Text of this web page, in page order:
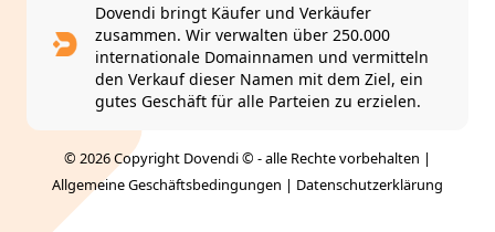
Dovendi bringt Käufer und Verkäufer
zusammen. Wir verwalten über 250.000
internationale Domainnamen und vermitteln
den Verkauf dieser Namen mit dem Ziel, ein
gutes Geschäft für alle Parteien zu erzielen.
© 2026 Copyright Dovendi © - alle Rechte vorbehalten |
Allgemeine Geschäftsbedingungen | Datenschutzerklärung